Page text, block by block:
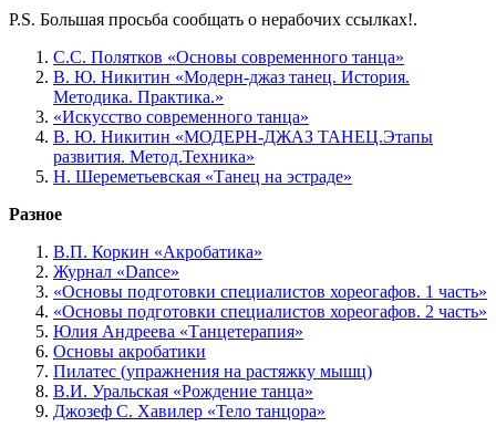
P.S. Большая просьба сообщать о нерабочих ссылках!.
С.С. Полятков «Основы современного танца»
В. Ю. Никитин «Модерн-джаз танец. История.
Методика. Практика.»
«Искусство современного танца»
В. Ю. Никитин «МОДЕРН-ДЖАЗ ТАНЕЦ.Этапы
развития. Метод.Техника»
Н. Шереметьевская «Танец на эстраде»
Разное
В.П. Коркин «Акробатика»
Журнал «Dance»
«Основы подготовки специалистов хореогафов. 1 часть»
«Основы подготовки специалистов хореогафов. 2 часть»
Юлия Андреева «Танцетерапия»
Основы акробатики
Пилатес (упражнения на растяжку мышц)
В.И. Уральская «Рождение танца»
Джозеф С. Хавилер «Тело танцора»